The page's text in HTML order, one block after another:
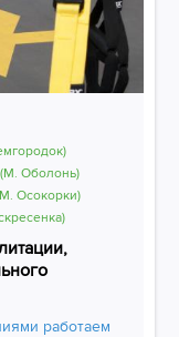
(М. Оболонь)
Осокорки)
работаем